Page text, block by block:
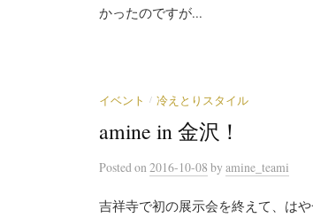
かったのですが...
イベント / 冷えとりスタイル
amine in 金沢！
Postedon 2016-10-08 by amine_teami
吉祥寺で初の展示会を終えて、は